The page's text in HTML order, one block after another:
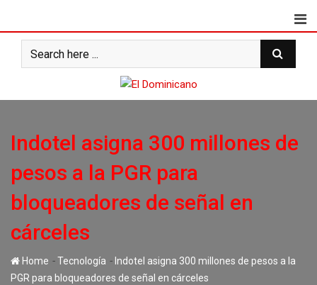
content
Indotel asigna 300 millones de
pesos a la PGR para
bloqueadores de señal en
cárceles
Home -Tecnología - Indotel asigna 300 millones de pesos a la
PGR para bloqueadores de señal en cárceles